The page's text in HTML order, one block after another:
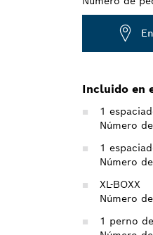
Incluido en
1
Número
1
Número
XL-BOXX
Número
1 perno